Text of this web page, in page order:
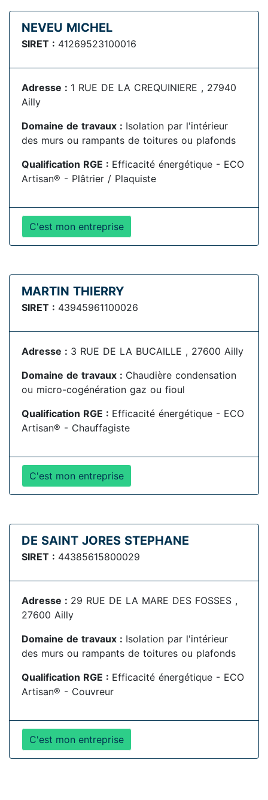
NEVEU MICHEL
SIRET : 41269523100016
Adresse : 1 RUE DE LA CREQUINIERE , 27940
Ailly
Domaine de travaux : Isolation par l'intérieur
des murs ou rampants de toitures ou plafonds
Qualification RGE : Efficacité énergétique - ECO
Artisan® - Plâtrier / Plaquiste
C'est mon entreprise
MARTIN THIERRY
SIRET : 43945961100026
Adresse : 3 RUE DE LA BUCAILLE , 27600 Ailly
Domaine de travaux : Chaudière condensation
ou micro-cogénération gaz ou fioul
Qualification RGE : Efficacité énergétique - ECO
Artisan® - Chauffagiste
C'est mon entreprise
DE SAINT JORES STEPHANE
SIRET : 44385615800029
Adresse : 29 RUE DE LA MARE DES FOSSES ,
27600 Ailly
Domaine de travaux : Isolation par l'intérieur
des murs ou rampants de toitures ou plafonds
Qualification RGE : Efficacité énergétique - ECO
Artisan® - Couvreur
C'est mon entreprise